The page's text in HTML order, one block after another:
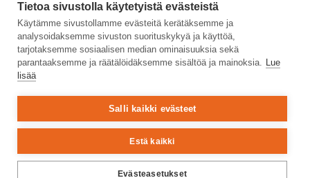
Tietoa sivustolla käytetyistä evästeistä
Käytämme sivustollamme evästeitä kerätäksemme ja
analysoidaksemme sivuston suorituskykyä ja käyttöä,
tarjotaksemme sosiaalisen median ominaisuuksia sekä
parantaaksemme ja räätälöidäksemme sisältöä ja mainoksia. Lue
lisää
Salli kaikki evästeet
Estä kaikki
Evästeasetukset